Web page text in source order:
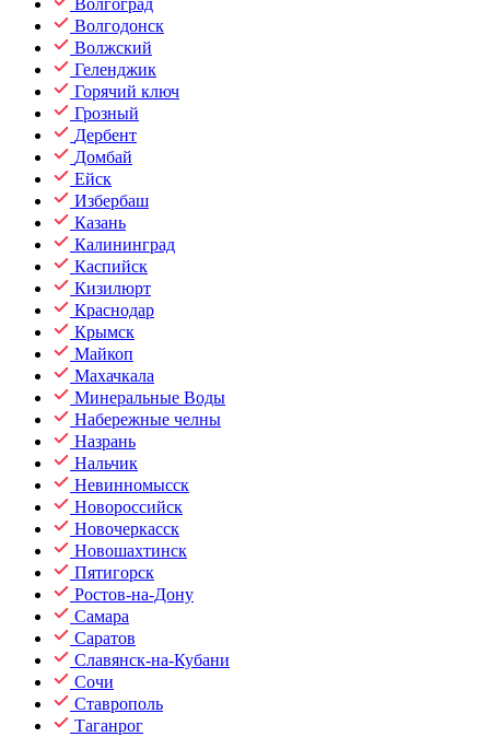
Волгоград
Волгодонск
Волжский
Геленджик
Горячий ключ
Грозный
Дербент
Домбай
Ейск
Избербаш
Казань
Калининград
Каспийск
Кизилюрт
Краснодар
Крымск
Майкоп
Махачкала
Минеральные Воды
Набережные челны
Назрань
Нальчик
Невинномысск
Новороссийск
Новочеркасск
Новошахтинск
Пятигорск
Ростов-на-Дону
Самара
Саратов
Славянск-на-Кубани
Сочи
Ставрополь
Таганрог